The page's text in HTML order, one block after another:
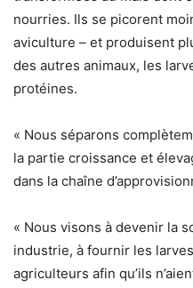
nourries. Ils se picorent
aviculture – et produisent
des autres animaux, les
protéines.
« Nous séparons
la partie croissance et
dans la chaîne
« Nous visons à devenir la
industrie, à fournir les
agriculteurs afin qu’ils